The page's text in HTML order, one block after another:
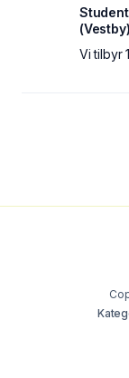
(Vestby)
Vi tilbyr